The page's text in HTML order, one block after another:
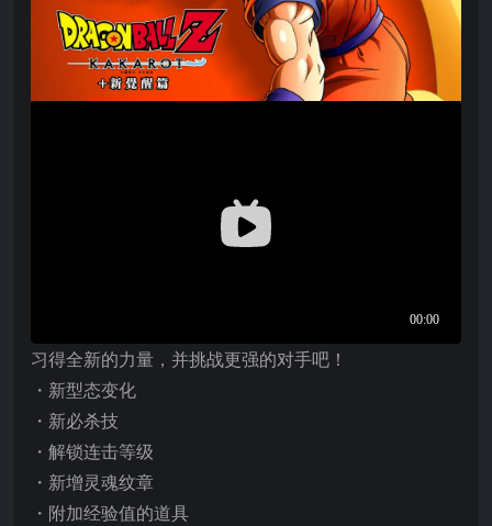
习得全新的力量，并挑战更强的对手吧！
・新型态变化
・新必杀技
・解锁连击等级
・新增灵魂纹章
・附加经验值的道具